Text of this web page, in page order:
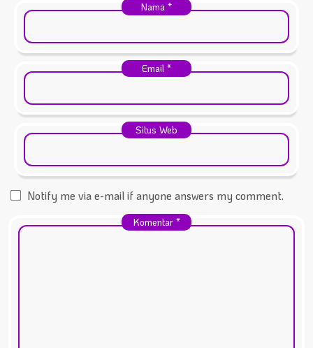
Nama *
Email *
Situs Web
Notify me via e-mail if anyone answers my comment.
Komentar *